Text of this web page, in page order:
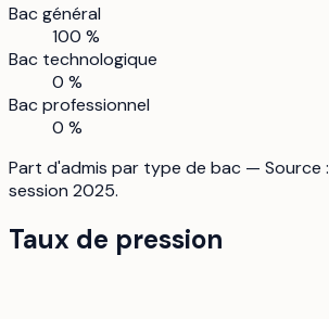
Bac général
100 %
Bac technologique
0 %
Bac professionnel
0 %
Part d'admis par type de bac — Source
session 2025.
Taux de pression